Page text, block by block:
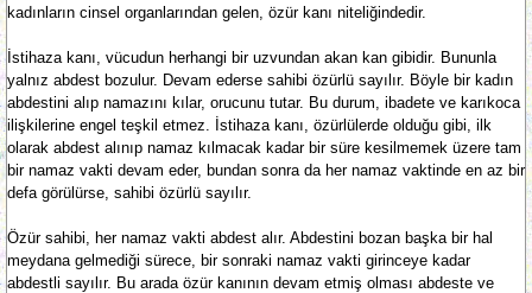
kadınların cinsel organlarından gelen, özür kanı niteliğindedir.
İstihaza kanı, vücudun herhangi bir uzvundan akan kan gibidir. Bununla
yalnız abdest bozulur. Devam ederse sahibi özürlü sayılır. Böyle bir kadın
abdestini alıp namazını kılar, orucunu tutar. Bu durum, ibadete ve karıkoca
ilişkilerine engel teşkil etmez. İstihaza kanı, özürlülerde olduğu gibi, ilk
olarak abdest alınıp namaz kılmacak kadar bir süre kesilmemek üzere tam
bir namaz vakti devam eder, bundan sonra da her namaz vaktinde en az bir
defa görülürse, sahibi özürlü sayılır.
Özür sahibi, her namaz vakti abdest alır. Abdestini bozan başka bir hal
meydana gelmediği sürece, bir sonraki namaz vakti girinceye kadar
abdestli sayılır. Bu arada özür kanının devam etmiş olması abdeste ve